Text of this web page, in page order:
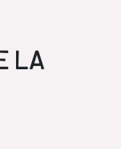
LA